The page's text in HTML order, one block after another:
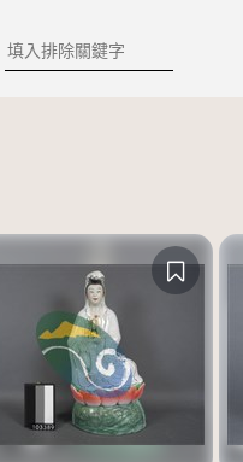
排除關鍵字